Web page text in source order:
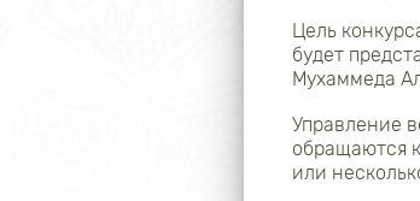
Цель
будет
Мухаммеда
Управление
обращаются
или